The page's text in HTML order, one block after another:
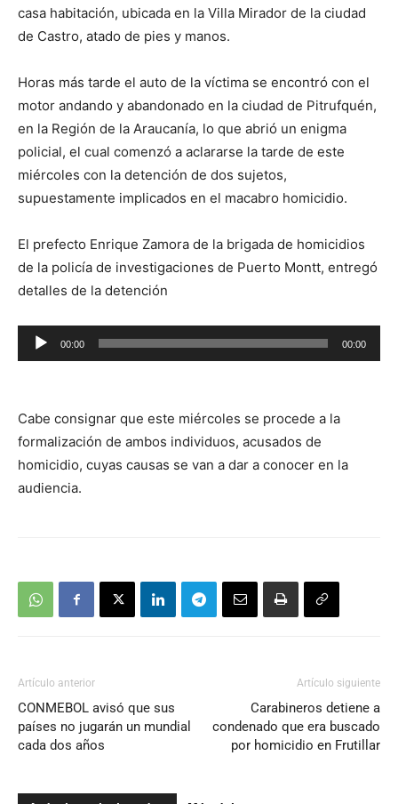
casa habitación, ubicada en la Villa Mirador de la ciudad
de Castro, atado de pies y manos.
Horas más tarde el auto de la víctima se encontró con el
motor andando y abandonado en la ciudad de Pitrufquén,
en la Región de la Araucanía, lo que abrió un enigma
policial, el cual comenzó a aclararse la tarde de este
miércoles con la detención de dos sujetos,
supuestamente implicados en el macabro homicidio.
El prefecto Enrique Zamora de la brigada de homicidios
de la policía de investigaciones de Puerto Montt, entregó
detalles de la detención
Reproductor
de
00:00 00:00
Cabe consignar que este miércoles se procede a la
formalización de ambos individuos, acusados de
homicidio, cuyas causas se van a dar a conocer en la
audiencia.
Artículo anterior
CONMEBOL avisó que sus
países no jugarán un mundial
cada dos años
Artículo siguiente
Carabineros detiene a
condenado que era buscado
por homicidio en Frutillar